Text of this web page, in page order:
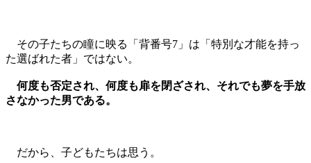
その子たちの瞳に映る「背番号7」は「特別な才能を持っ
た選ばれた者」ではない。
何度も否定され、何度も扉を閉ざされ、それでも夢を手放
さなかった男である。
だから、子どもたちは思う。